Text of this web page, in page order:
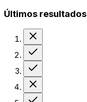
Últimos resultados